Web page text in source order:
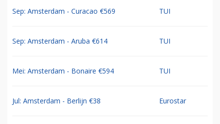
Sep: Amsterdam - Curacao €569 TUI
Sep: Amsterdam - Aruba €614 TUI
Mei: Amsterdam - Bonaire €594 TUI
Jul: Amsterdam - Berlijn €38 Eurostar